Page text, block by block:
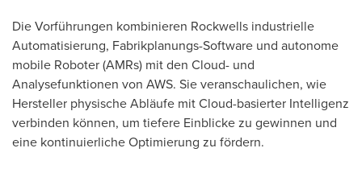
Die Vorführungen kombinieren Rockwells industrielle
Automatisierung, Fabrikplanungs-Software und autonome
mobile Roboter (AMRs) mit den Cloud- und
Analysefunktionen von AWS. Sie veranschaulichen, wie
Hersteller physische Abläufe mit Cloud-basierter Intelligenz
verbinden können, um tiefere Einblicke zu gewinnen und
eine kontinuierliche Optimierung zu fördern.